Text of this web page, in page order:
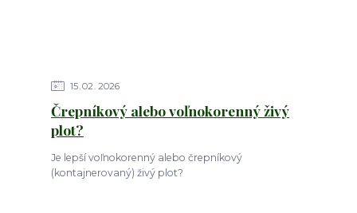
15 02 2026
Črepníkový alebo voľnokorenný živý
plot?
Je lepší voľnokorenný alebo črepníkový
(kontajnerovaný) živý plot?